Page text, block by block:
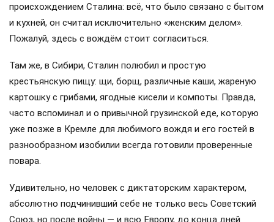
происхождением Сталина: всё, что было связано с бытом
и кухней, он считал исключительно «женским делом».
Пожалуй, здесь с вождём стоит согласиться.
Там же, в Сибири, Сталин полюбил и простую
крестьянскую пищу: щи, борщ, различные каши, жареную
картошку с грибами, ягодные кисели и компоты. Правда,
часто вспоминал и о привычной грузинской еде, которую
уже позже в Кремле для любимого вождя и его гостей в
разнообразном изобилии всегда готовили проверенные
повара.
Удивительно, но человек с диктаторским характером,
абсолютно подчинивший себе не только весь Советский
Союз, но после войны — и всю Европу, до конца дней